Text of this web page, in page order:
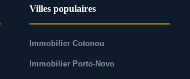
Villes populaires
Immobilier Cotonou
Immobilier Porto-Novo